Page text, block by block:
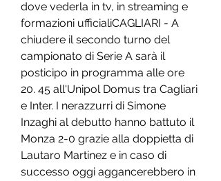
dove vederla in tv, in streaming e
formazioni ufficialiCAGLIARI - A
chiudere il secondo turno del
campionato di Serie A sarà il
posticipo in programma alle ore
20. 45 all'Unipol Domus tra Cagliari
e Inter. I nerazzurri di Simone
Inzaghi al debutto hanno battuto il
Monza 2-0 grazie alla doppietta di
Lautaro Martinez e in caso di
successo oggi aggancerebbero in